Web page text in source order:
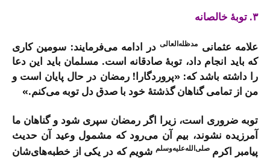
۳. توبۀ خالصانه
علامه عثمانی مدظله‌العالیدر ادامه می‌فرمایند: سومین کاری
که باید انجام داد، توبۀ صادقانه است. مسلمان باید این دعا
را داشته باشد که: «پروردگارا! رمضان در حال پایان است و
من از تمامی گناهان گذشتۀ خود با صدق دل توبه می‌کنم.»
توبه ضروری است، زیرا اگر رمضان سپری شود و گناهان ما
آمرزیده نشوند، بیم آن می‌رود که مشمول وعید آن حدیث
پیامبر اکرمصلی‌الله‌علیه‌وسلم شویم که در یکی از خطبه‌های‌شان